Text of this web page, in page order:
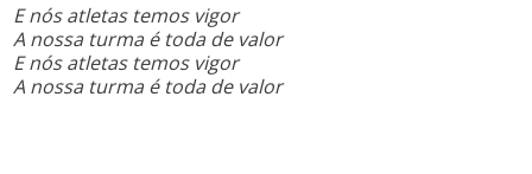
E nós atletas temos vigor
A nossa turma é toda de valor
E nós atletas temos vigor
A nossa turma é toda de valor